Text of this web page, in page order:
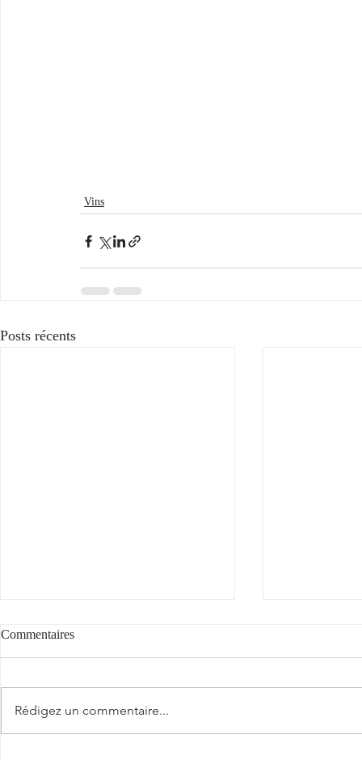
Vins
Posts récents
Commentaires
Rédigez un commentaire...